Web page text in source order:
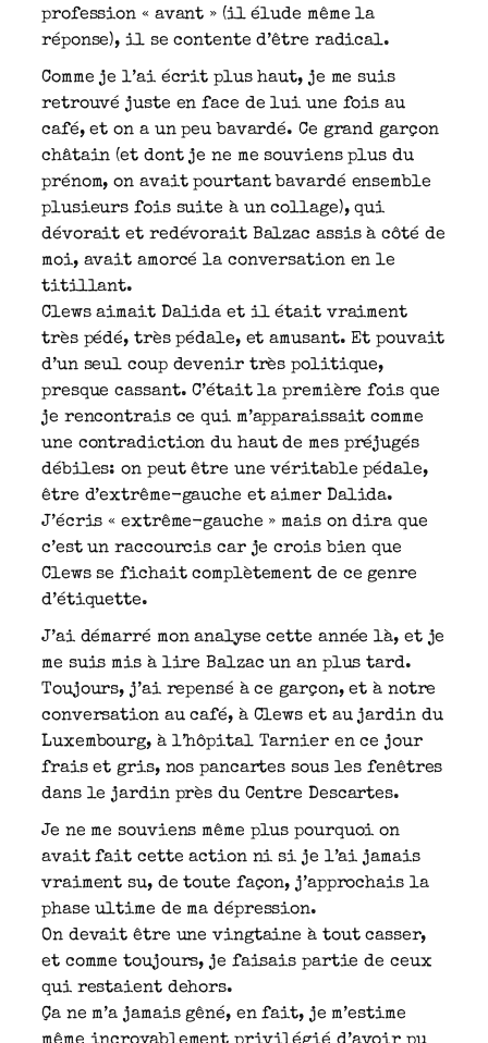
profession « avant » (il élude même la
réponse), il se contente d’être radical.
Comme je l’ai écrit plus haut, je me suis
retrouvé juste en face de lui une fois au
café, et on a un peu bavardé. Ce grand garçon
châtain (et dont je ne me souviens plus du
prénom, on avait pourtant bavardé ensemble
plusieurs fois suite à un collage), qui
dévorait et redévorait Balzac assis à côté de
moi, avait amorcé la conversation en le
titillant.
Clews aimait Dalida et il était vraiment
très pédé, très pédale, et amusant. Et pouvait
d’un seul coup devenir très politique,
presque cassant. C’était la première fois que
je rencontrais ce qui m’apparaissait comme
une contradiction du haut de mes préjugés
débiles: on peut être une véritable pédale,
être d’extrême-gauche et aimer Dalida.
J’écris « extrême-gauche » mais on dira que
c’est un raccourcis car je crois bien que
Clews se fichait complètement de ce genre
d’étiquette.
J’ai démarré mon analyse cette année là, et je
me suis mis à lire Balzac un an plus tard.
Toujours, j’ai repensé à ce garçon, et à notre
conversation au café, à Clews et au jardin du
Luxembourg, à l’hôpital Tarnier en ce jour
frais et gris, nos pancartes sous les fenêtres
dans le jardin près du Centre Descartes.
Je ne me souviens même plus pourquoi on
avait fait cette action ni si je l’ai jamais
vraiment su, de toute façon, j’approchais la
phase ultime de ma dépression.
On devait être une vingtaine à tout casser,
et comme toujours, je faisais partie de ceux
qui restaient dehors.
Ça ne m’a jamais gêné, en fait, je m’estime